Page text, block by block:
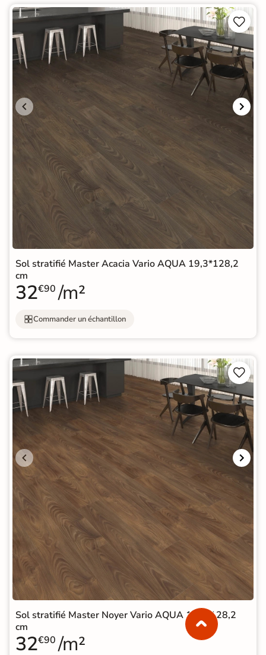


Sol stratifié Master Acacia Vario AQUA 19,3*128,2
cm
32€90 /m²
Commander un échantillon


Sol stratifié Master Noyer Vario AQUA 19,3*128,2
cm
32€90 /m²